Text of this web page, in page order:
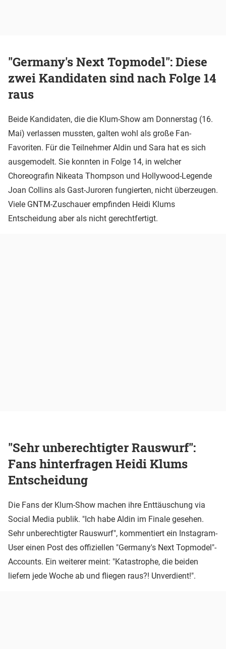
"Germany's Next Topmodel": Diese
zwei Kandidaten sind nach Folge 14
raus
Beide Kandidaten, die die Klum-Show am Donnerstag (16.
Mai) verlassen mussten, galten wohl als große Fan-
Favoriten. Für die Teilnehmer Aldin und Sara hat es sich
ausgemodelt. Sie konnten in Folge 14, in welcher
Choreografin Nikeata Thompson und Hollywood-Legende
Joan Collins als Gast-Juroren fungierten, nicht überzeugen.
Viele GNTM-Zuschauer empfinden Heidi Klums
Entscheidung aber als nicht gerechtfertigt.
"Sehr unberechtigter Rauswurf":
Fans hinterfragen Heidi Klums
Entscheidung
Die Fans der Klum-Show machen ihre Enttäuschung via
Social Media publik. "Ich habe Aldin im Finale gesehen.
Sehr unberechtigter Rauswurf", kommentiert ein Instagram-
User einen Post des offiziellen "Germany's Next Topmodel"-
Accounts. Ein weiterer meint: "Katastrophe, die beiden
liefern jede Woche ab und fliegen raus?! Unverdient!".